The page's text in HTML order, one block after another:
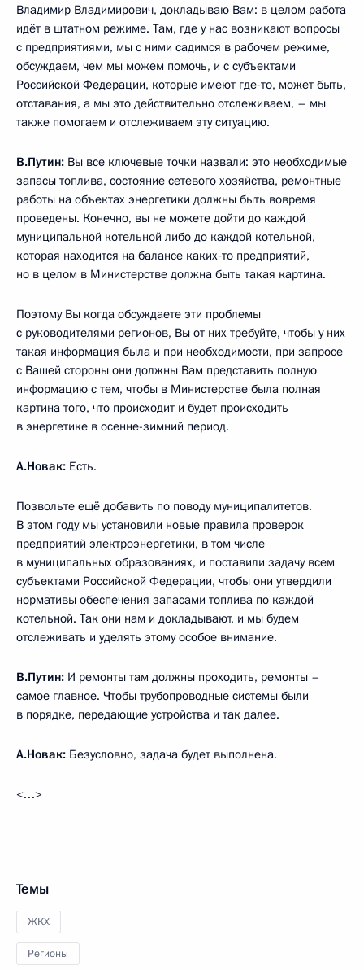
Владимир Владимирович, докладываю Вам: в целом работа
идёт в штатном режиме. Там, где у нас возникают вопросы
с предприятиями, мы с ними садимся в рабочем режиме,
обсуждаем, чем мы можем помочь, и с субъектами
Российской Федерации, которые имеют где‑то, может быть,
отставания, а мы это действительно отслеживаем, – мы
также помогаем и отслеживаем эту ситуацию.
В.Путин: Вы все ключевые точки назвали: это необходимые
запасы топлива, состояние сетевого хозяйства, ремонтные
работы на объектах энергетики должны быть вовремя
проведены. Конечно, вы не можете дойти до каждой
муниципальной котельной либо до каждой котельной,
которая находится на балансе каких‑то предприятий,
но в целом в Министерстве должна быть такая картина.
Поэтому Вы когда обсуждаете эти проблемы
с руководителями регионов, Вы от них требуйте, чтобы у них
такая информация была и при необходимости, при запросе
с Вашей стороны они должны Вам представить полную
информацию с тем, чтобы в Министерстве была полная
картина того, что происходит и будет происходить
в энергетике в осенне-зимний период.
А.Новак: Есть.
Позвольте ещё добавить по поводу муниципалитетов.
В этом году мы установили новые правила проверок
предприятий электроэнергетики, в том числе
в муниципальных образованиях, и поставили задачу всем
субъектами Российской Федерации, чтобы они утвердили
нормативы обеспечения запасами топлива по каждой
котельной. Так они нам и докладывают, и мы будем
отслеживать и уделять этому особое внимание.
В.Путин: И ремонты там должны проходить, ремонты –
самое главное. Чтобы трубопроводные системы были
в порядке, передающие устройства и так далее.
А.Новак: Безусловно, задача будет выполнена.
<…>
Темы
ЖКХ
Регионы